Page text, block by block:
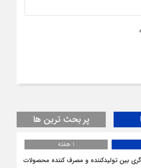
پر بحث ترین ها
1 هفته
بین تولیدکننده و مصرف کننده محصولات